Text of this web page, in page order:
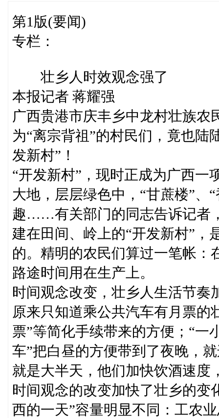
第1版(要闻)
专栏：
壮乡人时效观念强了
本报记者 蒋耀强
广西贵港市庆丰乡中龙村壮族农
为“离宗背祖”的村民们，竟也陆
发新村”！
“开发新村”，现时正成为广西一
大地，层层绿色中，“甘蔗楼”、
趣……有关部门的同志告诉记者
建在田间、岭上的“开发新村”，
的。精明的农民们算过一笔帐：
路途时间用在生产上。
时间观念改变，壮乡人生活节奏
原来只知道乘公共汽车有月票的
票”等简化手续带来的方便；“一
车”把白昼的方便带到了夜晚，
就是大半天，他们加快饮酒速度
时间观念的改变加快了壮乡的变
西的一天”容量明显不同：工农